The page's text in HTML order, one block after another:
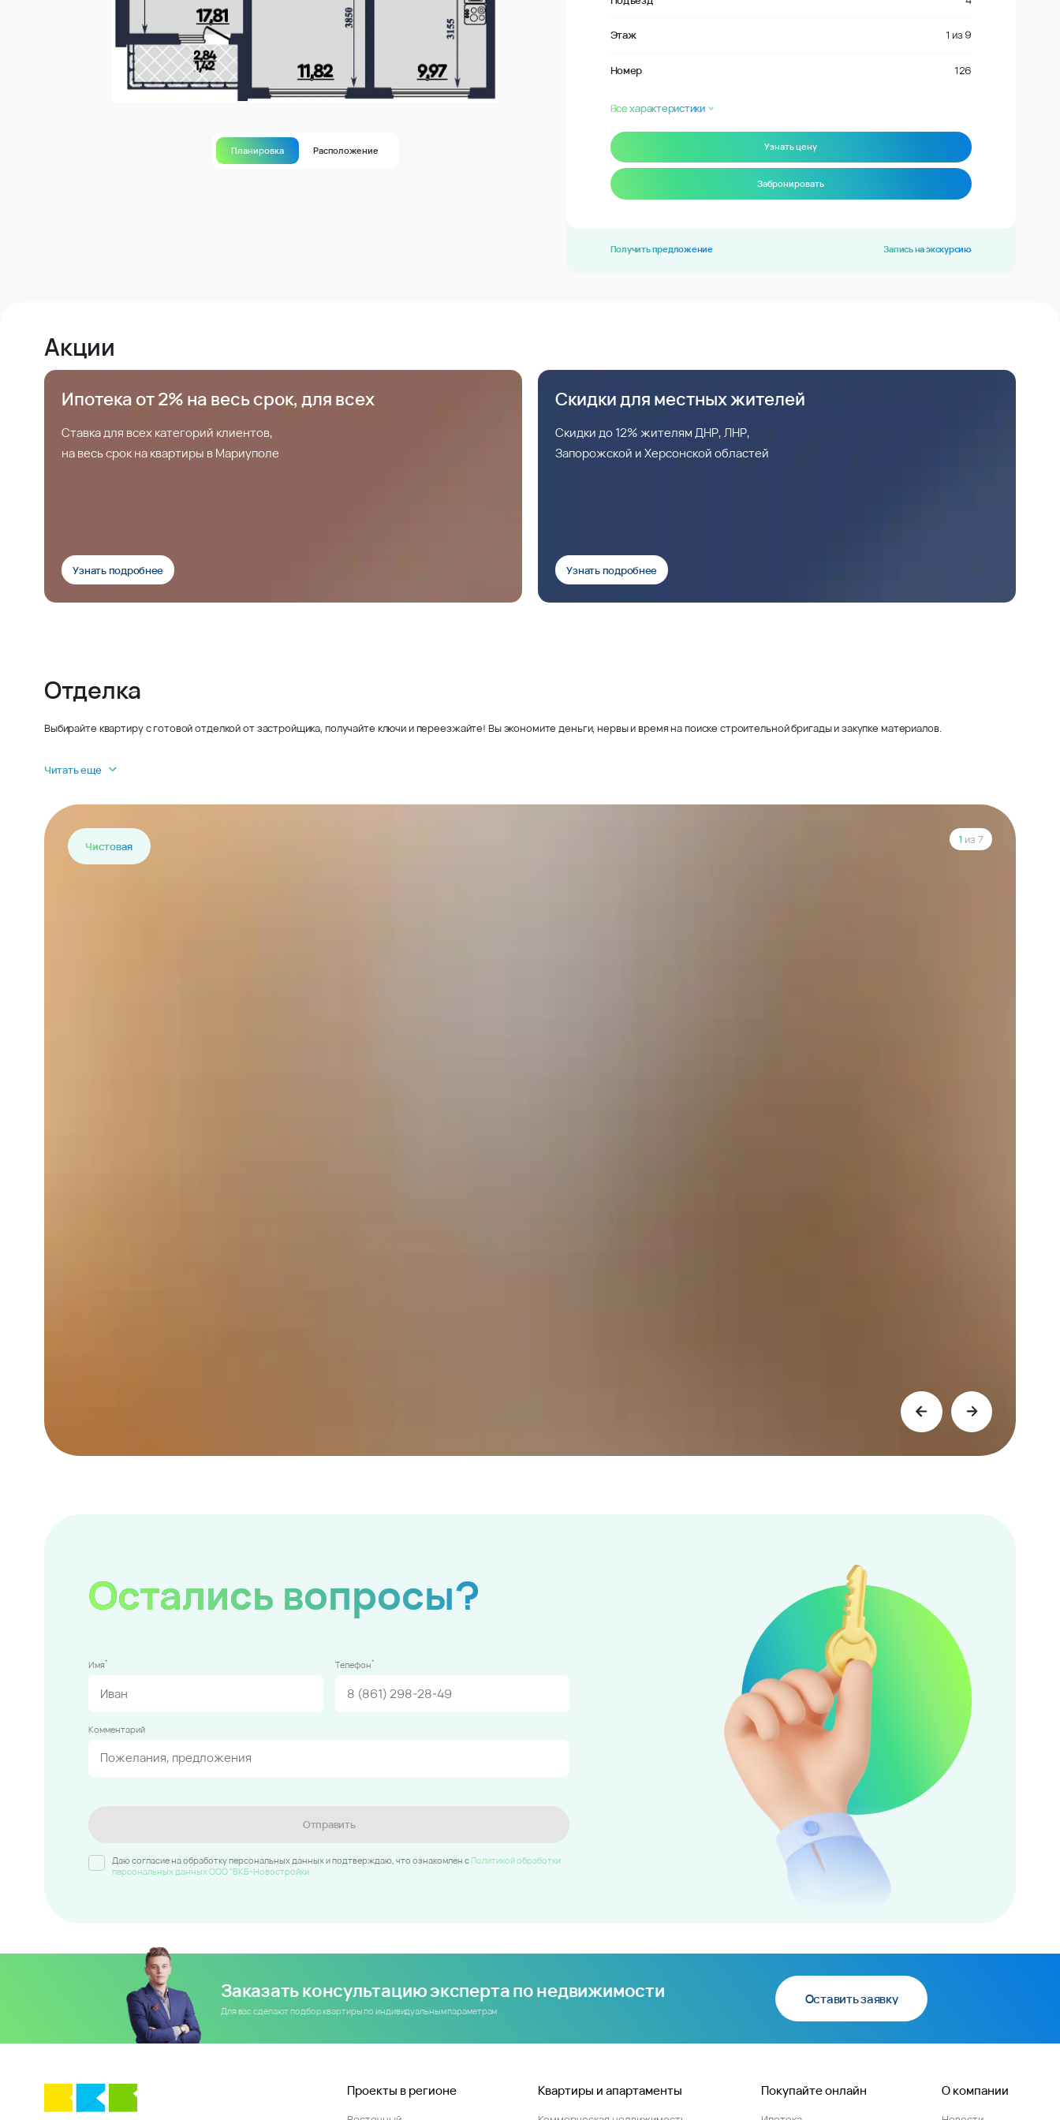
Планировка Расположение
Этаж 1 из 9
Номер 126
Все характеристики
Узнать цену
Забронировать
Получить предложение Запись на экскурсию
Акции
Ипотека от 2% на весь срок, для всех
Ставка для всех категорий клиентов,
на весь срок на квартиры в Мариуполе
Узнать подробнее
Скидки для местных жителей
Скидки до 12% жителям ДНР, ЛНР,
Запорожской и Херсонской областей
Узнать подробнее
Отделка
Выбирайте квартиру с готовой отделкой от застройщика, получайте ключи и переезжайте! Вы экономите деньги, нервы и время на поиске строительной бригады и закупке материалов.
Читать еще
Чистовая
1 из 7
Остались вопросы?
Имя* Телефон*
Комментарий
Отправить
Даю согласие на обработку персональных данных и подтверждаю, что ознакомлен c Политикой обработки
персональных данных ООО "ВКБ-Новостройки
Заказать консультацию эксперта по недвижимости
Для вас сделают подбор квартиры по индивидуальным параметрам
Оставить заявку
Проекты в регионе Квартиры и апартаменты Покупайте онлайн О компании